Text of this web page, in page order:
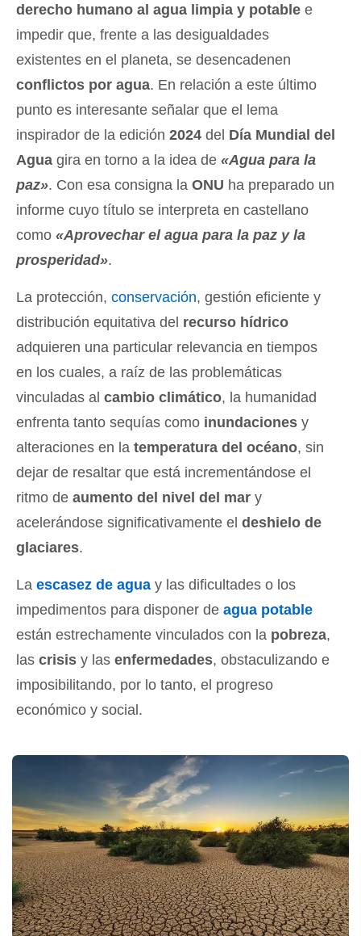
derecho humano al agua limpia y potable e
impedir que, frente a las desigualdades
existentes en el planeta, se desencadenen
conflictos por agua. En relación a este último
punto es interesante señalar que el lema
inspirador de la edición 2024 del Día Mundial del
Agua gira en torno a la idea de «Agua para la
paz». Con esa consigna la ONU ha preparado un
informe cuyo título se interpreta en castellano
como «Aprovechar el agua para la paz y la
prosperidad».
La protección, conservación, gestión eficiente y
distribución equitativa del recurso hídrico
adquieren una particular relevancia en tiempos
en los cuales, a raíz de las problemáticas
vinculadas al cambio climático, la humanidad
enfrenta tanto sequías como inundaciones y
alteraciones en la temperatura del océano, sin
dejar de resaltar que está incrementándose el
ritmo de aumento del nivel del mar y
acelerándose significativamente el deshielo de
glaciares.
La escasez de agua y las dificultades o los
impedimentos para disponer de agua potable
están estrechamente vinculados con la pobreza,
las crisis y las enfermedades, obstaculizando e
imposibilitando, por lo tanto, el progreso
económico y social.